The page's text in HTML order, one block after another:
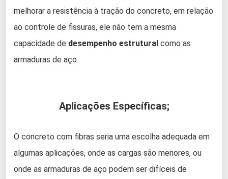
melhorar a resistência à tração do concreto, em relação
ao controle de fissuras, ele não tem a mesma
capacidade de desempenho estrutural como as
armaduras de aço.
Aplicações Específicas;
O concreto com fibras seria uma escolha adequada em
algumas aplicações, onde as cargas são menores, ou
onde as armaduras de aço podem ser difíceis de